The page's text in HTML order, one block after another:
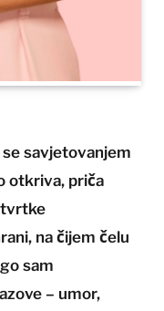
savjetovanjem
otkriva, priča
tvrtke
na čijem čelu
sam
– umor,